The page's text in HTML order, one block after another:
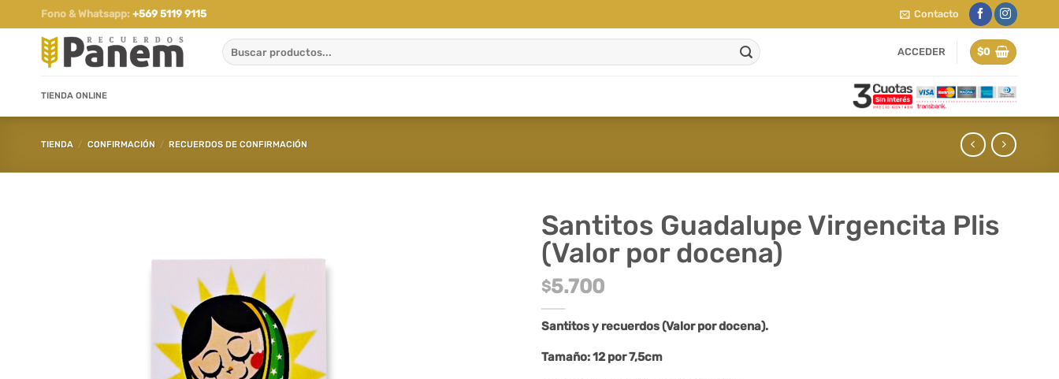
al
contenido
Fono & Whatsapp: +569 5119 9115 Contacto
Buscar
por:
ACCEDER $0
TIENDA ONLINE
TIENDA / CONFIRMACIÓN / RECUERDOS DE CONFIRMACIÓN
Santitos Guadalupe Virgencita Plis
(Valor por docena)
$5.700
Santitos y recuerdos (Valor por docena).
Tamaño: 12 por 7,5cm